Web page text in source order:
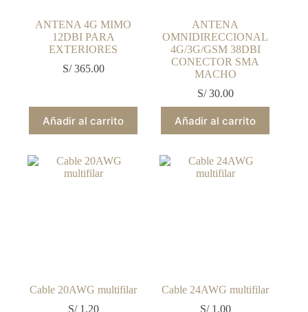
ANTENA 4G MIMO
12DBI PARA
EXTERIORES
S/365.00
Añadir al carrito
ANTENA
OMNIDIRECCIONAL
4G/3G/GSM 38DBI
CONECTOR SMA
MACHO
S/30.00
Añadir al carrito
Cable 20AWG multifilar
S/1.20
Cable 24AWG multifilar
S/1.00